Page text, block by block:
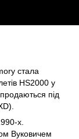
стала
HS2000 у
під
х.
Вуковичем